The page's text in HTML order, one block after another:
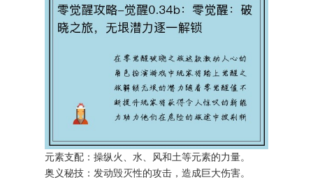
元素支配：操纵火、水、风和土等元素的力量。
奥义秘技：发动毁灭性的攻击，造成巨大伤害。